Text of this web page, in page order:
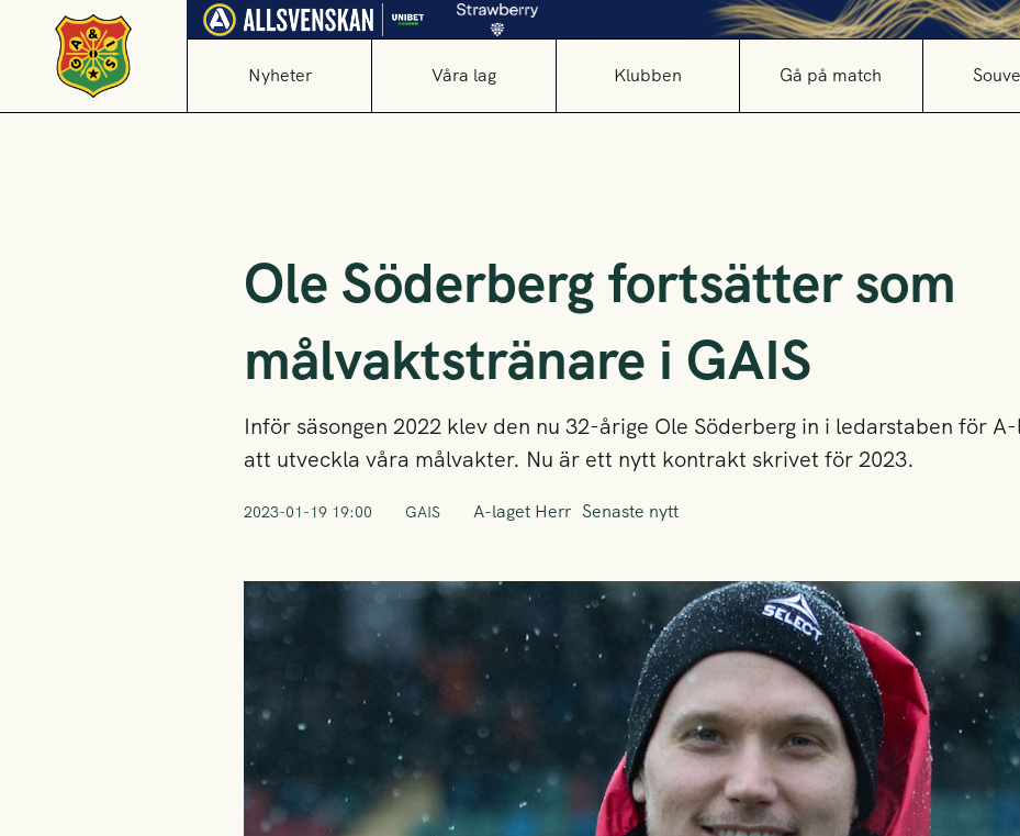
Nyheter Våra lag Klubben Gå på match
Ole Söderberg fortsätter som
målvaktstränare i GAIS
Inför säsongen 2022 klev den nu 32-årige Ole Söderberg in i ledarstaben för
att utveckla våra målvakter. Nu är ett nytt kontrakt skrivet för 2023.
2023-01-19 19:00 GAIS A-laget Herr Senaste nytt